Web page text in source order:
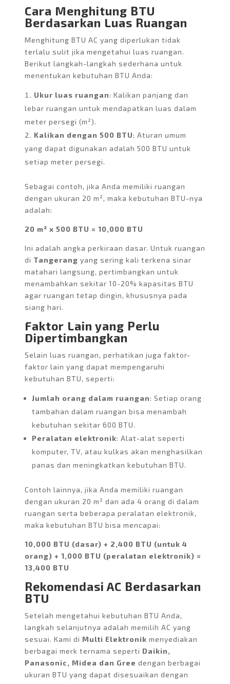
Cara Menghitung BTU
Berdasarkan Luas Ruangan
Menghitung BTU AC yang diperlukan tidak
terlalu sulit jika mengetahui luas ruangan.
Berikut langkah-langkah sederhana untuk
menentukan kebutuhan BTU Anda:
Ukur luas ruangan: Kalikan panjang dan
lebar ruangan untuk mendapatkan luas dalam
meter persegi (m²).
Kalikan dengan 500 BTU: Aturan umum
yang dapat digunakan adalah 500 BTU untuk
setiap meter persegi.
Sebagai contoh, jika Anda memiliki ruangan
dengan ukuran 20 m², maka kebutuhan BTU-nya
adalah:
20 m² x 500 BTU = 10,000 BTU
Ini adalah angka perkiraan dasar. Untuk ruangan
di Tangerang yang sering kali terkena sinar
matahari langsung, pertimbangkan untuk
menambahkan sekitar 10-20% kapasitas BTU
agar ruangan tetap dingin, khususnya pada
siang hari.
Faktor Lain yang Perlu
Dipertimbangkan
Selain luas ruangan, perhatikan juga faktor-
faktor lain yang dapat mempengaruhi
kebutuhan BTU, seperti:
Jumlah orang dalam ruangan: Setiap orang
tambahan dalam ruangan bisa menambah
kebutuhan sekitar 600 BTU.
Peralatan elektronik: Alat-alat seperti
komputer, TV, atau kulkas akan menghasilkan
panas dan meningkatkan kebutuhan BTU.
Contoh lainnya, jika Anda memiliki ruangan
dengan ukuran 20 m² dan ada 4 orang di dalam
ruangan serta beberapa peralatan elektronik,
maka kebutuhan BTU bisa mencapai:
10,000 BTU (dasar) + 2,400 BTU (untuk 4
orang) + 1,000 BTU (peralatan elektronik) =
13,400 BTU
Rekomendasi AC Berdasarkan
BTU
Setelah mengetahui kebutuhan BTU Anda,
langkah selanjutnya adalah memilih AC yang
sesuai. Kami di Multi Elektronik menyediakan
berbagai merk ternama seperti Daikin,
Panasonic, Midea dan Gree dengan berbagai
ukuran BTU yang dapat disesuaikan dengan